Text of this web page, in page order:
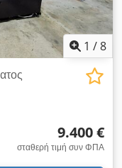
1 /8
9.400 €
σταθερή τιμή συν ΦΠΑ